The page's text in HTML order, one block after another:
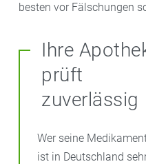
besten vor Fälschungen
Ihre
prüft
zuverlässig
Wer seine
ist in Deutschland